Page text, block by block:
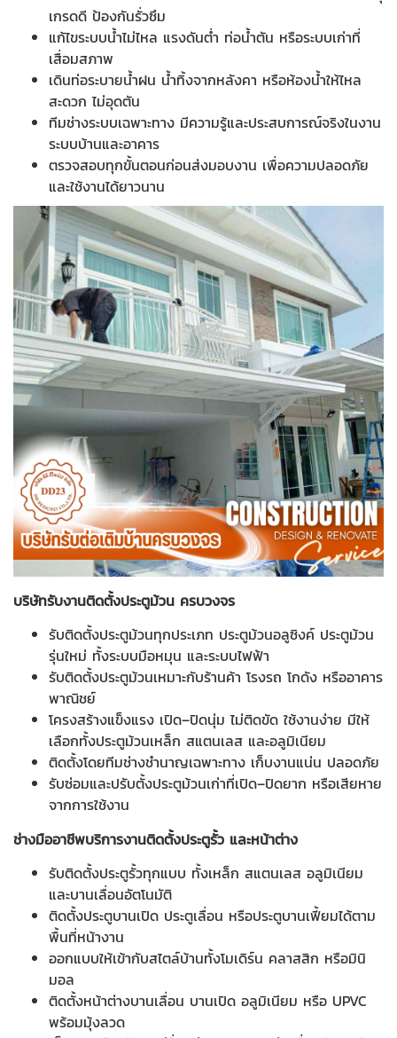
เกรดดี ป้องกันรั่วซึม
แก้ไขระบบน้ำไม่ไหล แรงดันต่ำ ท่อน้ำตัน หรือระบบเก่าที่
เสื่อมสภาพ
เดินท่อระบายน้ำฝน น้ำทิ้งจากหลังคา หรือห้องน้ำให้ไหล
สะดวก ไม่อุดตัน
ทีมช่างระบบเฉพาะทาง มีความรู้และประสบการณ์จริงในงาน
ระบบบ้านและอาคาร
ตรวจสอบทุกขั้นตอนก่อนส่งมอบงาน เพื่อความปลอดภัย
และใช้งานได้ยาวนาน
บริษัทรับงานติดตั้งประตูม้วน ครบวงจร
รับติดตั้งประตูม้วนทุกประเภท ประตูม้วนอลูซิงค์ ประตูม้วน
รุ่นใหม่ ทั้งระบบมือหมุน และระบบไฟฟ้า
รับติดตั้งประตูม้วนเหมาะกับร้านค้า โรงรถ โกดัง หรืออาคาร
พาณิชย์
โครงสร้างแข็งแรง เปิด–ปิดนุ่ม ไม่ติดขัด ใช้งานง่าย มีให้
เลือกทั้งประตูม้วนเหล็ก สแตนเลส และอลูมิเนียม
ติดตั้งโดยทีมช่างชำนาญเฉพาะทาง เก็บงานแน่น ปลอดภัย
รับซ่อมและปรับตั้งประตูม้วนเก่าที่เปิด–ปิดยาก หรือเสียหาย
จากการใช้งาน
ช่างมืออาชีพบริการงานติดตั้งประตูรั้ว และหน้าต่าง
รับติดตั้งประตูรั้วทุกแบบ ทั้งเหล็ก สแตนเลส อลูมิเนียม
และบานเลื่อนอัตโนมัติ
ติดตั้งประตูบานเปิด ประตูเลื่อน หรือประตูบานเฟี้ยมได้ตาม
พื้นที่หน้างาน
ออกแบบให้เข้ากับสไตล์บ้านทั้งโมเดิร์น คลาสสิก หรือมินิ
มอล
ติดตั้งหน้าต่างบานเลื่อน บานเปิด อลูมิเนียม หรือ UPVC
พร้อมมุ้งลวด